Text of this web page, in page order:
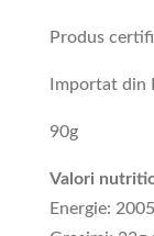
Produs
Importat din
90g
Valori
Energie: